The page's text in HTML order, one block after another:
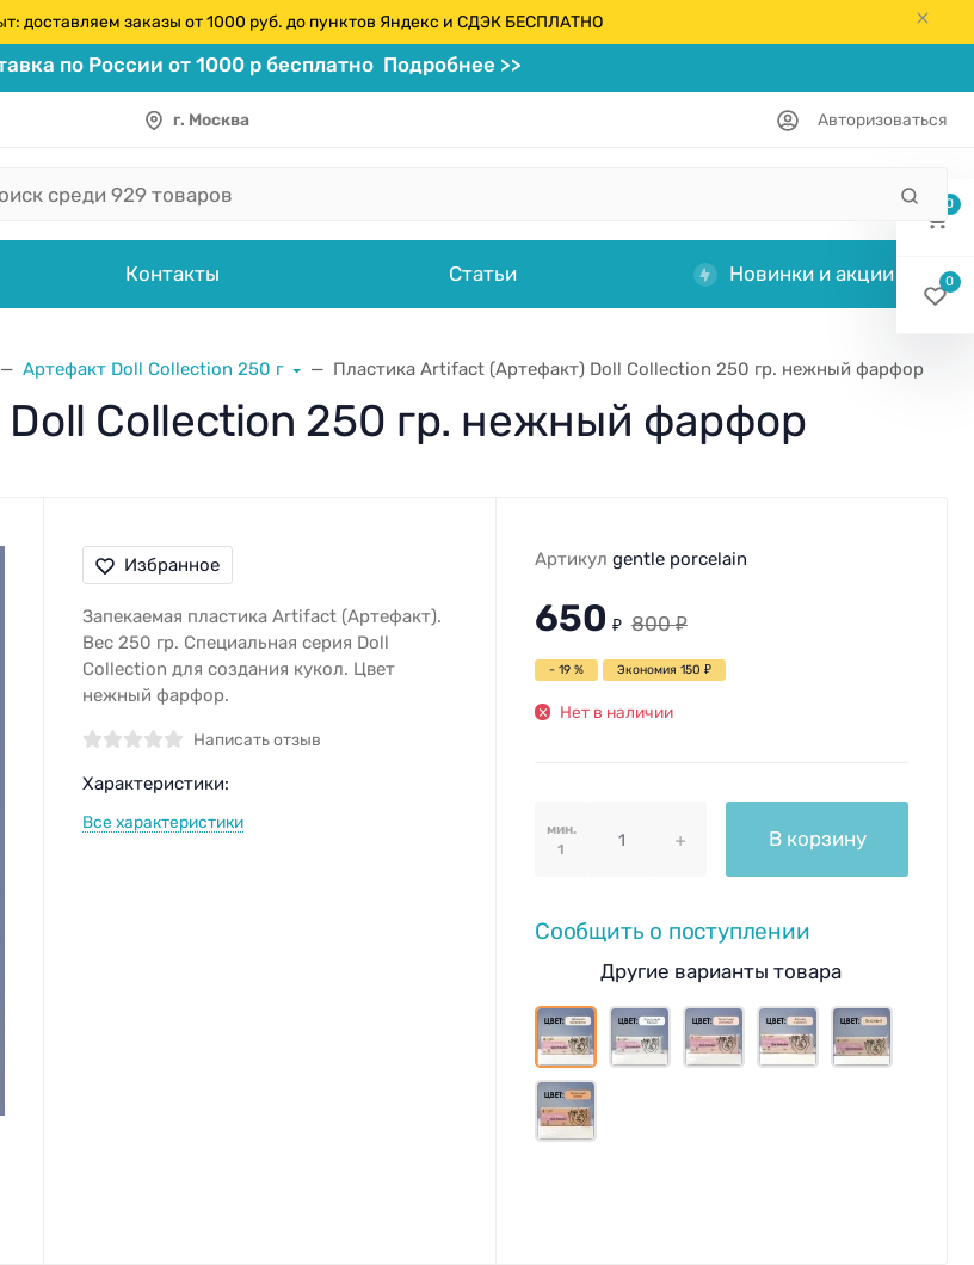
доставляем заказы от 1000 руб. до пунктов Яндекс и СДЭК БЕСПЛАТНО
по России от 1000 р бесплатно Подробнее >>
г. Москва Авторизоваться
Контакты Статьи Новинки и акции
Артефакт Doll Collection 250 г Пластика Artifact (Артефакт) Doll Collection 250 гр. нежный фарфор
Collection 250 гр. нежный фарфор
Избранное
Запекаемая пластика Artifact (Артефакт).
Вес 250 гр. Специальная серия Doll
Collection для создания кукол. Цвет
нежный фарфор.
Написать отзыв
Характеристики:
Все характеристики
Артикул gentle porcelain
650 ₽ 800 ₽
- 19 % Экономия 150 ₽
Нет в наличии
мин.
1
В корзину
Сообщить о поступлении
Другие варианты товара
0
0